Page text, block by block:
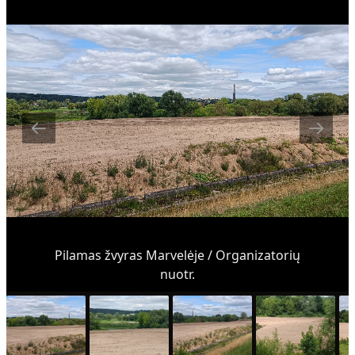
Pilamas žvyras Marvelėje / Organizatorių
nuotr.